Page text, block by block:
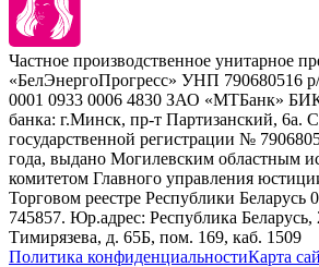
Наборы
Расходные материалы
Sim Sensitive
Kebren
Selective Professional
White Line
+ 375 44 7233514
+ 375 29 1649505
info@krasabel.by
Офис: г. Минск, ул. Тимирязева
Склад: г. Минск, ул. Домбровская,
Частное производственное унитарное
«БелЭнергоПрогресс» УНП 790680516
0001 0933 0006 4830 ЗАО «МТБанк»
банка: г.Минск, пр-т Партизанский, 6а.
государственной регистрации №
года, выдано Могилевским областным
комитетом Главного управления
Торговом реестре Республики Беларусь
745857. Юр.адрес: Республика
Тимирязева, д. 65Б, пом. 169, каб. 1509
Политика конфиденциальностиКарта